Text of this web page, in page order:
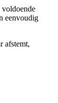
voldoende
eenvoudig
afstemt,